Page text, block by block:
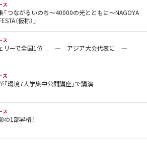
ス
「つながるいのち～40000の光とともに～NAGOYA
（仮称）」
ス
ェリーで全国1位 ― アジア大会代表に ―
ス
「環境7大学集中公開講座」で講演
ス
1部昇格！